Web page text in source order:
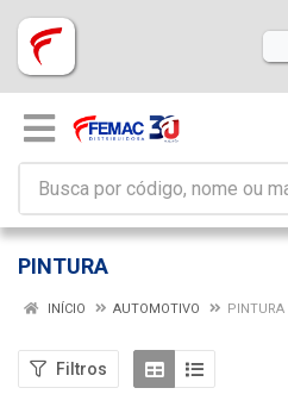
PINTURA
INÍCIO AUTOMOTIVO PINTURA
Filtros